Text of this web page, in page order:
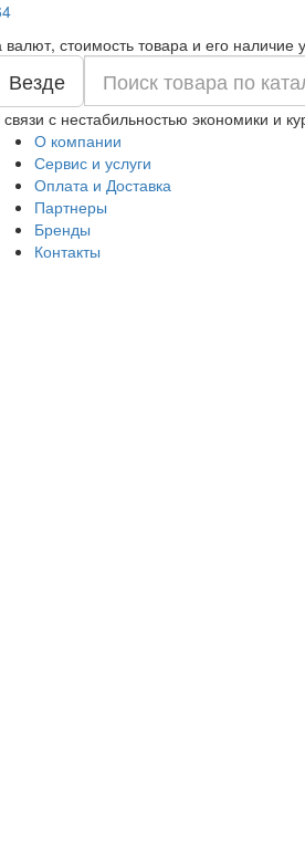
стоимость товара и его
Везде
связи с нестабильностью экономики и
О компании
Сервис и услуги
Оплата и Доставка
Партнеры
Бренды
Контакты